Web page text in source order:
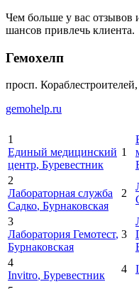
Чем больше у вас отзывов
шансов привлечь клиента.
Гемохелп
просп.
gemohelp.ru
1
Единый медицинский
центр, Буревестник
1
2
Лабораторная служба
Садко, Бурнаковская
2
3
Лаборатория Гемотест,
Бурнаковская
3
4
Invitro, Буревестник
4